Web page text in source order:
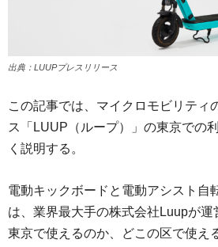
出典：LUUPプレスリリース
この記事では、マイクロモビリティ
ス「LUUP（ループ）」の東京での
く説明する。
電動キックボードと電動アシスト自
は、業界最大手の株式会社Luupが
東京で使えるのか、どこの区で使え